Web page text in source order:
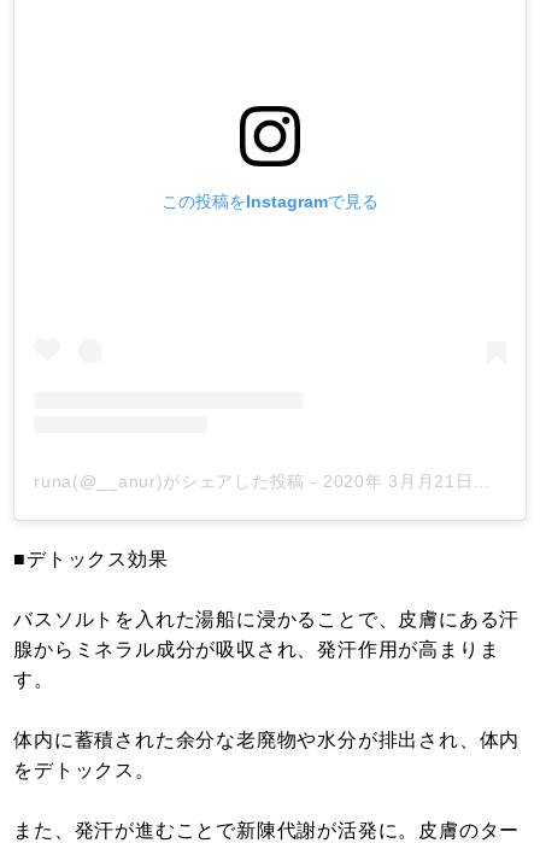
この投稿をInstagramで見る
runa(@__anur)がシェアした投稿 - 2020年 3月月21日午前6時37分PDT
■デトックス効果
バスソルトを入れた湯船に浸かることで、皮膚にある汗
腺からミネラル成分が吸収され、発汗作用が高まりま
す。
体内に蓄積された余分な老廃物や水分が排出され、体内
をデトックス。
また、発汗が進むことで新陳代謝が活発に。皮膚のター